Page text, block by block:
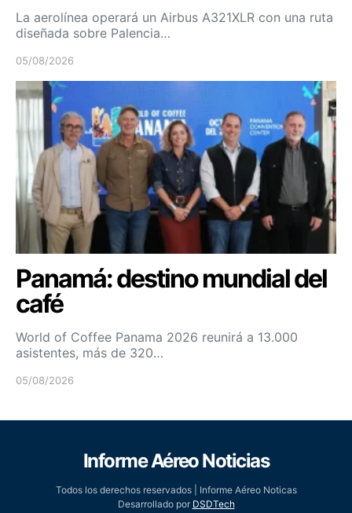
La aerolínea operará un Airbus A321XLR con una ruta
diseñada sobre Palencia…
05/08/2026
Panamá: destino mundial del
café
World of Coffee Panama 2026 reunirá a 13.000
asistentes, más de 320…
05/08/2026
Informe Aéreo Noticias
Todos los derechos reservados | Informe Aéreo Noticas
Desarrollado por DSDTech